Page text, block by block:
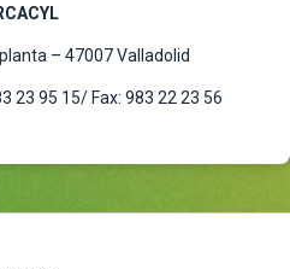
– 47007 Valladolid
23 95 15/ Fax: 983 22 23 56